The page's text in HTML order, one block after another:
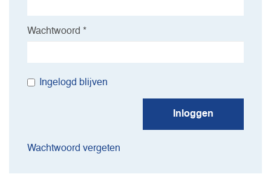
Wachtwoord *
Ingelogd blijven
Inloggen
Wachtwoord vergeten